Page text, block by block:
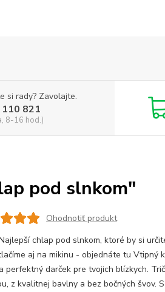
si rady? Zavolajte.
821
8-16 hod.)
pod slnkom"
Ohodnotiť produkt
chlap pod slnkom, ktoré by si
aj na mikinu - objednáte tu Vtipný
perfektný darček pre tvojich blízkych.
z kvalitnej bavlny a bez bočných švov.